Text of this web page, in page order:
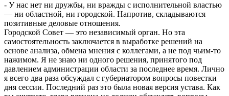
- У нас нет ни дружбы, ни вражды с исполнительной властью
— ни областной, ни городской. Напротив, складываются
позитивные деловые отношения.
Городской Совет — это независимый орган. Но эта
самостоятельность заключается в выработке решений на
основе анализа, обмена мнения с коллегами, а не под чьим-то
нажимом. Я не знаю ни одного решения, принятого под
давлением администрации области за последнее время. Лично
я всего два раза обсуждал с губернатором вопросы повестки
дня сессии. Последний раз это была новая версия устава. Как